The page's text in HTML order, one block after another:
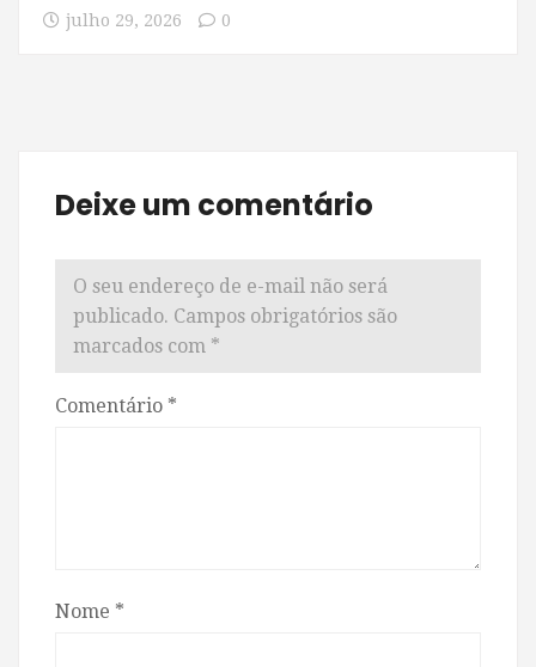
julho 29, 2026 0
Deixe um comentário
O seu endereço de e-mail não será
publicado. Campos obrigatórios são
marcados com *
Comentário *
Nome *